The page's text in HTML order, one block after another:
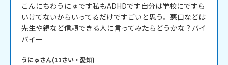
こんにちわうにゅです私もADHDです自分は学校にですら
いけてないからいってるだけですごいと思う。悪口などは
先生や親など信頼できる人に言ってみたらどうかな？バイ
バイー
うにゅさん(11さい・ 愛知)